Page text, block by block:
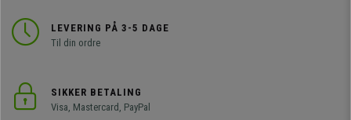
LEVERING PÅ 3-5 DAGE
Til din ordre
SIKKER BETALING
Visa, Mastercard, PayPal